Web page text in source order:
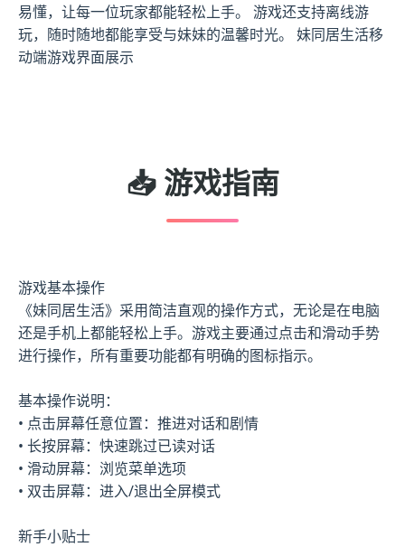
易懂，让每一位玩家都能轻松上手。 游戏还支持离线游
玩，随时随地都能享受与妹妹的温馨时光。 妹同居生活移
动端游戏界面展示
📥 游戏指南
游戏基本操作
《妹同居生活》采用简洁直观的操作方式，无论是在电脑
还是手机上都能轻松上手。游戏主要通过点击和滑动手势
进行操作，所有重要功能都有明确的图标指示。
基本操作说明：
• 点击屏幕任意位置：推进对话和剧情
• 长按屏幕：快速跳过已读对话
• 滑动屏幕：浏览菜单选项
• 双击屏幕：进入/退出全屏模式
新手小贴士